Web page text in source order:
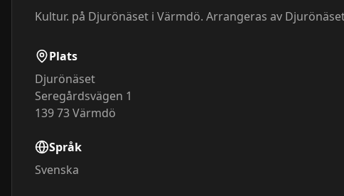
Kultur. på Djurönäset i Värmdö. Arrangeras av
Plats
Djurönäset
Seregårdsvägen 1
139 73Värmdö
Språk
Svenska